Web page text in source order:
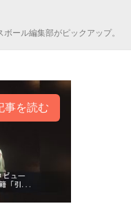
ール編集部がピックアップ。
事を読む